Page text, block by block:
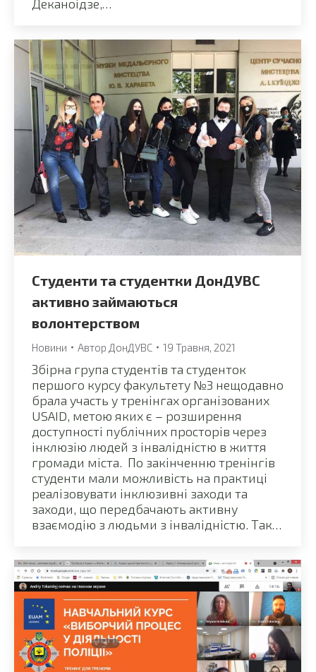
Деканоідзе,…
Студенти та студентки ДонДУВС
активно займаються
волонтерством
Новини Автор ДонДУВС 19 Травня, 2021
Збірна група студентів та студенток
першого курсу факультету №3 нещодавно
брала участь у тренінгах організованих
USAID, метою яких є – розширення
доступності публічних просторів через
інклюзію людей з інвалідністю в життя
громади міста. По закінченню тренінгів
студенти мали можливість на практиці
реалізовувати інклюзивні заходи та
заходи, що передбачають активну
взаємодію з людьми з інвалідністю. Так…